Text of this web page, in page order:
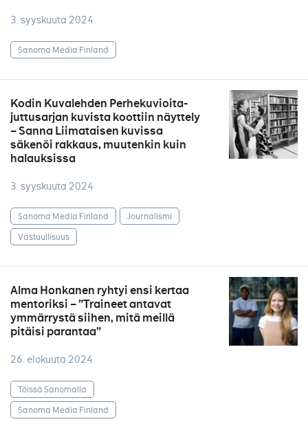
3. syyskuuta 2024
Sanoma Media Finland
Kodin Kuvalehden Perhekuvioita-
juttusarjan kuvista koottiin näyttely
– Sanna Liimataisen kuvissa
säkenöi rakkaus, muutenkin kuin
halauksissa
3. syyskuuta 2024
Sanoma Media Finland
Journalismi
Vastuullisuus
Alma Honkanen ryhtyi ensi kertaa
mentoriksi – ”Traineet antavat
ymmärrystä siihen, mitä meillä
pitäisi parantaa”
26. elokuuta 2024
Töissä Sanomalla
Sanoma Media Finland